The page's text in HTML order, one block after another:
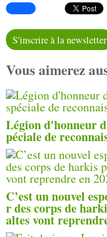
S'inscrire à la newsletter
Vous aimerez
Légion d'honneur
péciale de
C’est un nouvel
r des corps de
altes vont